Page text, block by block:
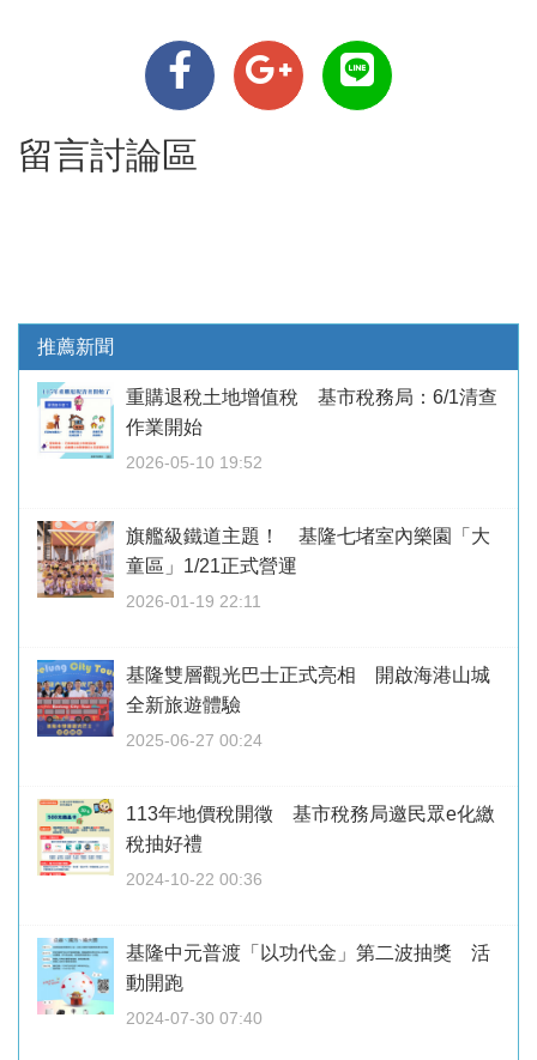
留言討論區
推薦新聞
重購退稅土地增值稅 基市稅務局：6/1清查
作業開始
2026-05-10 19:52
旗艦級鐵道主題！ 基隆七堵室內樂園「大
童區」1/21正式營運
2026-01-19 22:11
基隆雙層觀光巴士正式亮相 開啟海港山城
全新旅遊體驗
2025-06-27 00:24
113年地價稅開徵 基市稅務局邀民眾e化繳
稅抽好禮
2024-10-22 00:36
基隆中元普渡「以功代金」第二波抽獎 活
動開跑
2024-07-30 07:40